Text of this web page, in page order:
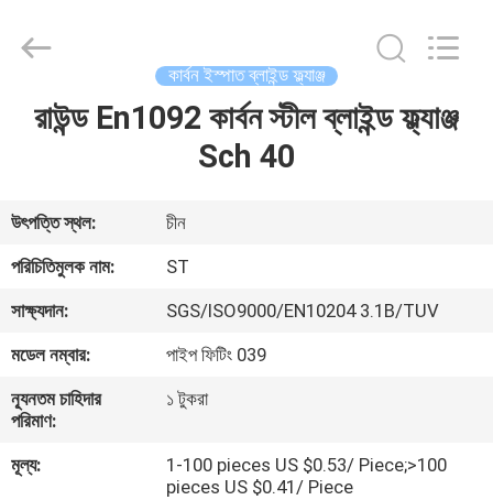
বাড়ি
ভিডিও
VR
প্রদর্শন
সম্পর্কে
Ltd..
Developed
কার্বন ইস্পাত ব্লাইন্ড ফ্ল্যাঞ্জ
রাউন্ড En1092 কার্বন স্টীল ব্লাইন্ড ফ্ল্যাঞ্জ
Sch 40
উৎপত্তি স্থল:
চীন
পরিচিতিমুলক নাম:
ST
সাক্ষ্যদান:
SGS/ISO9000/EN10204 3.1B/TUV
মডেল নম্বার:
পাইপ ফিটিং 039
ন্যূনতম চাহিদার
পরিমাণ:
১ টুকরা
মূল্য:
1-100 pieces US $0.53/ Piece;>100
pieces US $0.41/ Piece